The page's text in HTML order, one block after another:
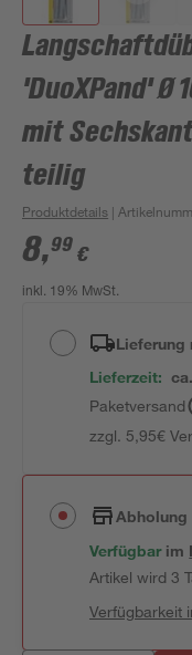
'DuoXPand' Ø
mit
teilig
Produktdetails |
8,99 €
inkl. 19% MwSt.
Lieferung
Lieferzeit:
Paketversand
zzgl. 5,95€
Verfügbar im
Artikel wird 3
Verfügbarkeit